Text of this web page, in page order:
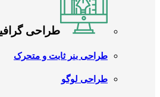
طراحی
طراحی بنر ثابت و متحرک
طراحی لوگو